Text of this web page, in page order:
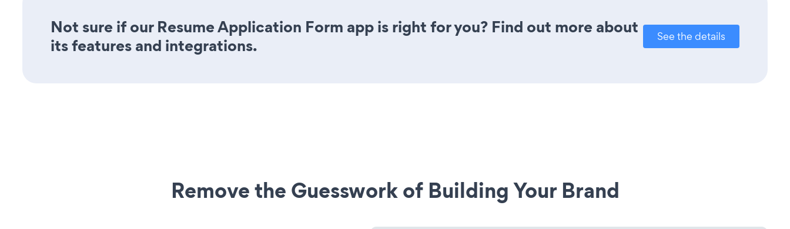
Not sure if our Resume Application Form app is right for you? Find out more about
its features and integrations.
See the details
Remove the Guesswork of Building Your Brand